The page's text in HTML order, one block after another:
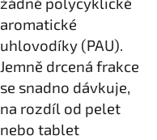
aromatické
uhlovodíky (PAU).
Jemně drcená frakce
se snadno dávkuje,
na rozdíl od pelet
nebo tablet